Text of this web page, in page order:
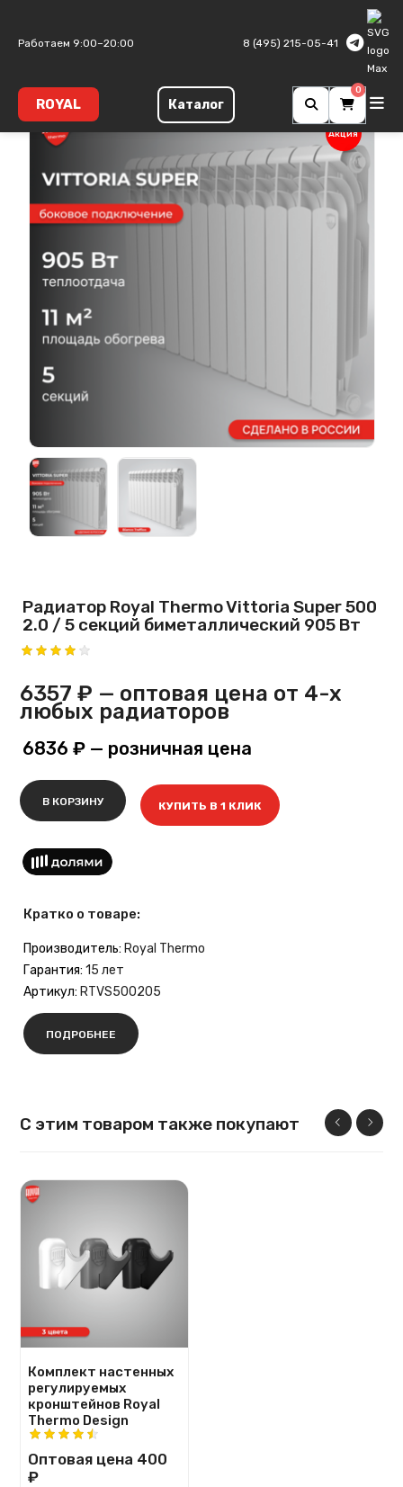
Работаем 9:00–20:00 8 (495) 215-05-41
ROYAL Каталог
0
Vittoria Super
Акция
Радиатор Royal Thermo Vittoria Super 500
2.0 / 5 секций биметаллический 905 Вт
6357 ₽ — оптовая цена от 4-х
любых радиаторов
6836 ₽ — розничная цена
В КОРЗИНУ КУПИТЬ В 1 КЛИК
Кратко о товаре:
Производитель: Royal Thermo
Гарантия: 15 лет
Артикул: RTVS500205
ПОДРОБНЕЕ
С этим товаром также покупают
Комплект настенных
регулируемых
кронштейнов Royal
Thermo Design
Оптовая цена 400
₽